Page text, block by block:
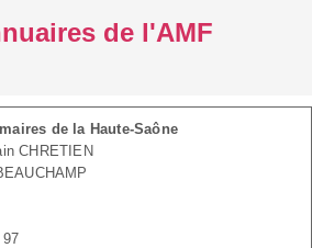
de l'AMF
de la Haute-Saône
CHRETIEN